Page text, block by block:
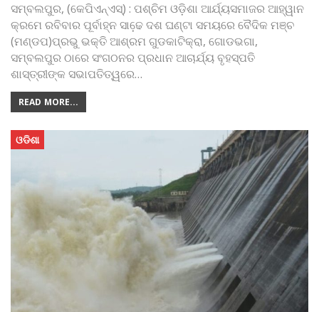
ସମ୍ବଲପୁର, (କେପିଏନ୍‌ଏସ୍‌) : ପଶ୍ଚିମ ଓଡ଼ିଶା ଆର୍ଯ୍ୟସମାଜର ଆହ୍ୱାନ
କ୍ରମେ ରବିବାର ପୂର୍ବାହ୍ନ ସାଢେ଼ ଦଶ ଘଣ୍ଟା ସମୟରେ ବୈଦିକ ମଞ୍ଚ
(ମଣ୍ଡପ)ପ୍ରଭୁ ଭକ୍ତି ଆଶ୍ରମ ଗୁଡକାଟିକ୍ରା, ଗୋଡଭଗା,
ସମ୍ବଲପୁର ଠାରେ ସଂଗଠନର ପ୍ରଧାନ ଆଚାର୍ଯ୍ୟ ବୃହସ୍ପତି
ଶାସ୍ତ୍ରୀଙ୍କ ସଭାପତିତ୍ୱରେ…
READ MORE...
ଓଡିଶା